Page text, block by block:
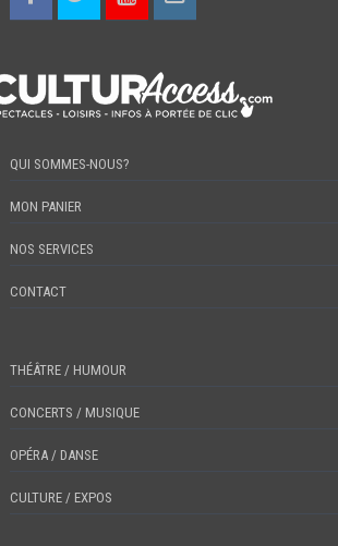
QUI SOMMES-NOUS?
MON PANIER
NOS SERVICES
CONTACT
THÉÂTRE / HUMOUR
CONCERTS / MUSIQUE
OPÉRA / DANSE
CULTURE / EXPOS